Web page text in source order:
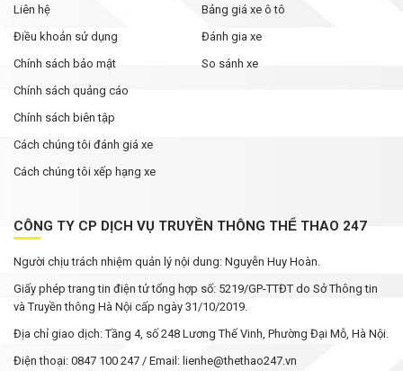
Liên hệ
Điều khoản sử dụng
Chính sách bảo mật
Chính sách quảng cáo
Chính sách biên tập
Cách chúng tôi đánh giá xe
Cách chúng tôi xếp hạng xe
Bảng giá xe ô tô
Đánh gia xe
So sánh xe
CÔNG TY CP DỊCH VỤ TRUYỀN THÔNG THỂ THAO 247
Người chịu trách nhiệm quản lý nội dung: Nguyễn Huy Hoàn.
Giấy phép trang tin điện tử tổng hợp số: 5219/GP-TTĐT do Sở Thông tin
và Truyền thông Hà Nội cấp ngày 31/10/2019.
Địa chỉ giao dịch: Tầng 4, số 248 Lương Thế Vinh, Phường Đại Mỗ, Hà Nội.
Điện thoại: 0847 100 247 / Email: lienhe@thethao247.vn